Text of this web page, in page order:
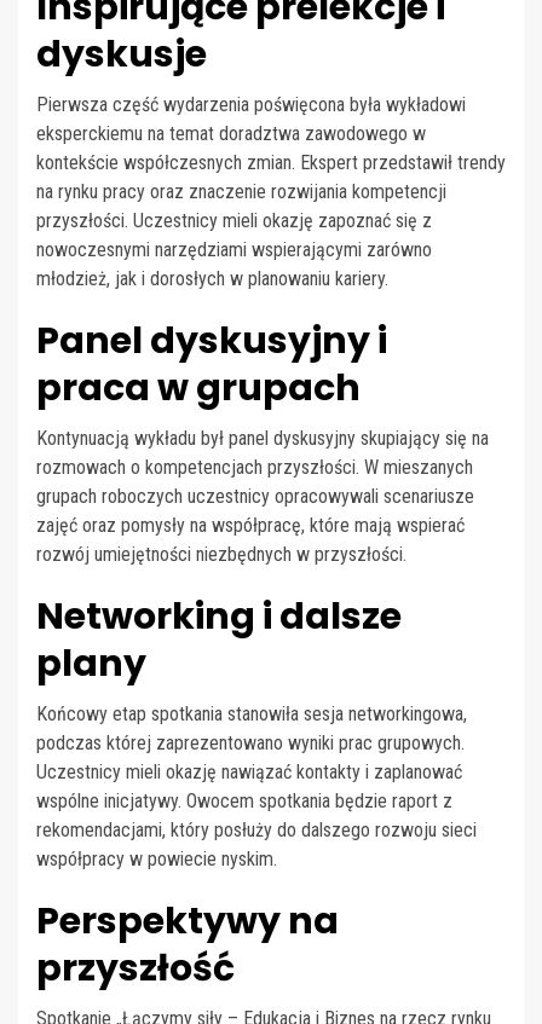
dyskusje
Pierwsza część wydarzenia poświęcona była wykładowi
eksperckiemu na temat doradztwa zawodowego w
kontekście współczesnych zmian. Ekspert przedstawił trendy
na rynku pracy oraz znaczenie rozwijania kompetencji
przyszłości. Uczestnicy mieli okazję zapoznać się z
nowoczesnymi narzędziami wspierającymi zarówno
młodzież, jak i dorosłych w planowaniu kariery.
Panel dyskusyjny i
praca w grupach
Kontynuacją wykładu był panel dyskusyjny skupiający się na
rozmowach o kompetencjach przyszłości. W mieszanych
grupach roboczych uczestnicy opracowywali scenariusze
zajęć oraz pomysły na współpracę, które mają wspierać
rozwój umiejętności niezbędnych w przyszłości.
Networking i dalsze
plany
Końcowy etap spotkania stanowiła sesja networkingowa,
podczas której zaprezentowano wyniki prac grupowych.
Uczestnicy mieli okazję nawiązać kontakty i zaplanować
wspólne inicjatywy. Owocem spotkania będzie raport z
rekomendacjami, który posłuży do dalszego rozwoju sieci
współpracy w powiecie nyskim.
Perspektywy na
przyszłość
Spotkanie „Łączymy siły – Edukacja i Biznes na rzecz rynku